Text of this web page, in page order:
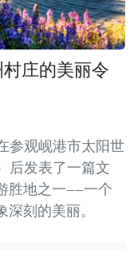
庄的美丽令
参观岘港市太阳世
后发表了一篇文
胜地之一——一个
刻的美丽。